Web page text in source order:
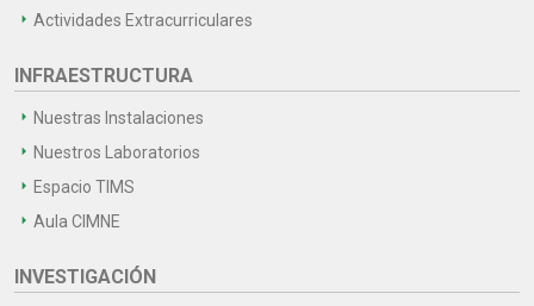
Actividades Extracurriculares
INFRAESTRUCTURA
Nuestras Instalaciones
Nuestros Laboratorios
Espacio TIMS
Aula CIMNE
INVESTIGACIÓN